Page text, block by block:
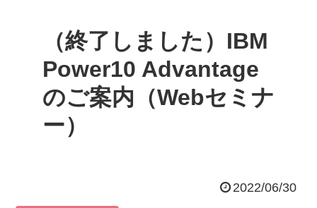
（終了しました）IBM
Power10 Advantage
のご案内（Webセミナ
ー）
2022/06/30